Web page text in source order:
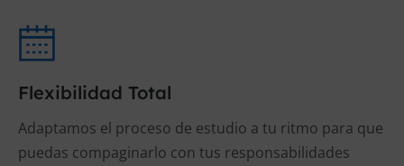
Flexibilidad Total
Adaptamos el proceso de estudio a tu ritmo para que
puedas compaginarlo con tus responsabilidades